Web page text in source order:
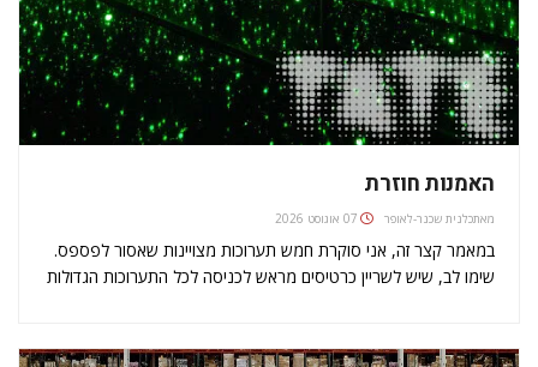
האמנות חוזרת
מאתכלנית שכנר-לאופר 07 אוגוסט 2026
במאמר קצר זה, אני סוקרת חמש תערוכות מצויינות שאסור לפספס.
שימו לב, שיש לשריין כרטיסים מראש לכניסה לכל התערוכות הגדולות